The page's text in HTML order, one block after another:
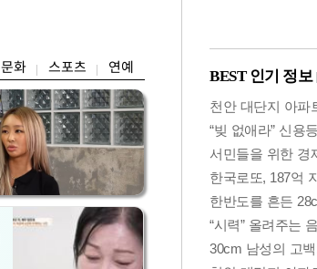
문화 스포츠 연예